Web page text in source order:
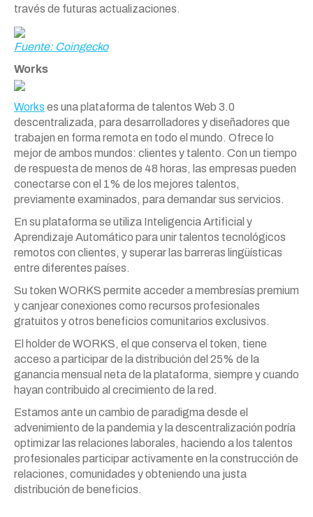
través de futuras actualizaciones.
Fuente: Coingecko
Works
Works es una plataforma de talentos Web 3.0
descentralizada, para desarrolladores y diseñadores que
trabajen en forma remota en todo el mundo. Ofrece lo
mejor de ambos mundos: clientes y talento. Con un tiempo
de respuesta de menos de 48 horas, las empresas pueden
conectarse con el 1% de los mejores talentos,
previamente examinados, para demandar sus servicios.
En su plataforma se utiliza Inteligencia Artificial y
Aprendizaje Automático para unir talentos tecnológicos
remotos con clientes, y superar las barreras lingüísticas
entre diferentes países.
Su token WORKS permite acceder a membresías premium
y canjear conexiones como recursos profesionales
gratuitos y otros beneficios comunitarios exclusivos.
El holder de WORKS, el que conserva el token, tiene
acceso a participar de la distribución del 25% de la
ganancia mensual neta de la plataforma, siempre y cuando
hayan contribuido al crecimiento de la red.
Estamos ante un cambio de paradigma desde el
advenimiento de la pandemia y la descentralización podría
optimizar las relaciones laborales, haciendo a los talentos
profesionales participar activamente en la construcción de
relaciones, comunidades y obteniendo una justa
distribución de beneficios.